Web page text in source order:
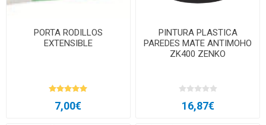
PORTA RODILLOS
EXTENSIBLE
7,00€
PINTURA PLASTICA
PAREDES MATE ANTIMOHO
ZK400 ZENKO
16,87€